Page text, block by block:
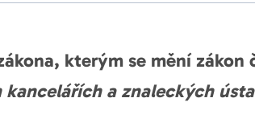
kterým se mění zákon
kancelářích a znaleckých